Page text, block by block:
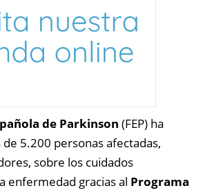
de Parkinson (FEP) ha
5.200 personas afectadas,
sobre los cuidados
enfermedad gracias al Programa